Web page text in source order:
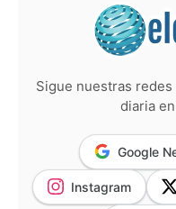
Sigue nuestras
diaria
Google
Instagram